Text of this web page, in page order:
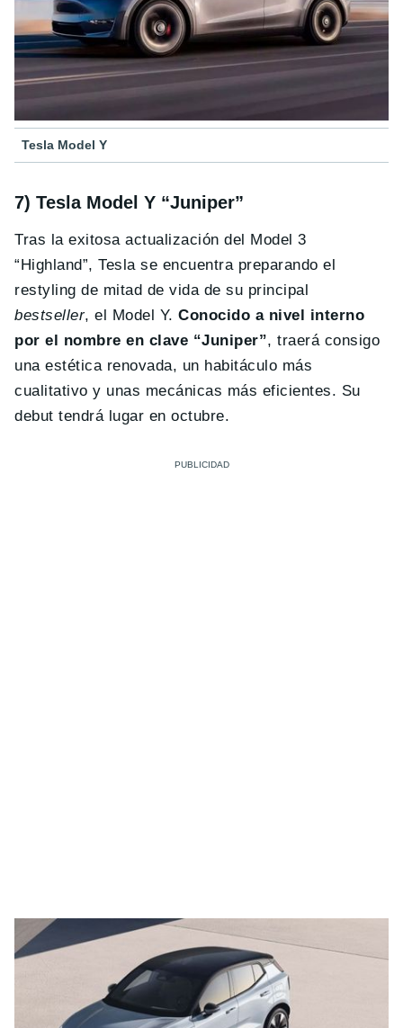
Tesla Model Y
7) Tesla Model Y “Juniper”
Tras la exitosa actualización del Model 3
“Highland”, Tesla se encuentra preparando el
restyling de mitad de vida de su principal
bestseller, el Model Y.Conocido a nivel interno
por el nombre en clave “Juniper”, traerá consigo
una estética renovada, un habitáculo más
cualitativo y unas mecánicas más eficientes. Su
debut tendrá lugar en octubre.